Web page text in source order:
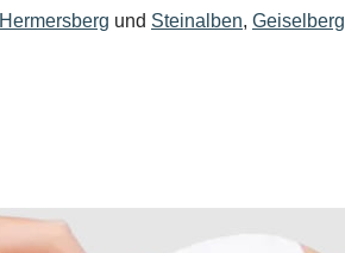
Hermersberg und Steinalben, Geiselberg